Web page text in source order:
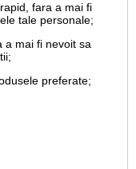
fara a mai fi
tale personale;
mai fi nevoit sa
preferate;